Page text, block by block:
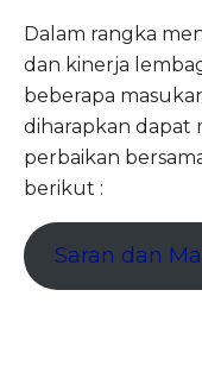
Dalam rangka
dan kinerja
beberapa
diharapkan dapat
perbaikan
berikut :
Saran dan